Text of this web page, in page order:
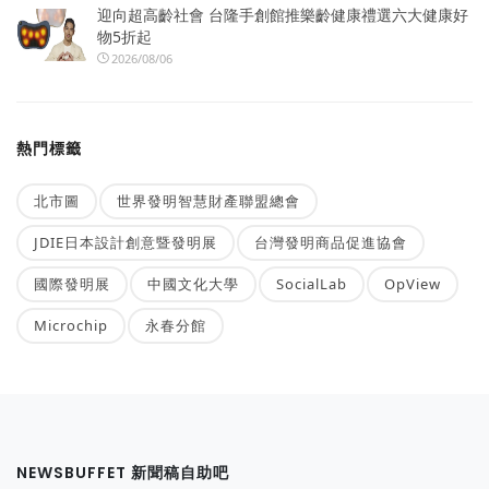
迎向超高齡社會 台隆手創館推樂齡健康禮選六大健康好
物5折起
2026/08/06
熱門標籤
北市圖 世界發明智慧財產聯盟總會
JDIE日本設計創意暨發明展 台灣發明商品促進協會
國際發明展 中國文化大學 SocialLab OpView
Microchip 永春分館
NEWSBUFFET 新聞稿自助吧